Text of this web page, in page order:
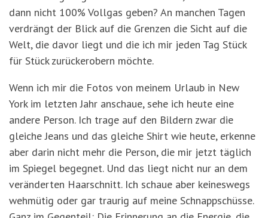
dann nicht 100% Vollgas geben? An manchen Tagen
verdrängt der Blick auf die Grenzen die Sicht auf die
Welt, die davor liegt und die ich mir jeden Tag Stück
für Stück zurückerobern möchte.
Wenn ich mir die Fotos von meinem Urlaub in New
York im letzten Jahr anschaue, sehe ich heute eine
andere Person. Ich trage auf den Bildern zwar die
gleiche Jeans und das gleiche Shirt wie heute, erkenne
aber darin nicht mehr die Person, die mir jetzt täglich
im Spiegel begegnet. Und das liegt nicht nur an dem
veränderten Haarschnitt. Ich schaue aber keineswegs
wehmütig oder gar traurig auf meine Schnappschüsse.